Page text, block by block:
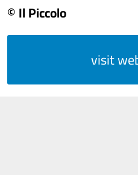
© Il Piccolo
visit